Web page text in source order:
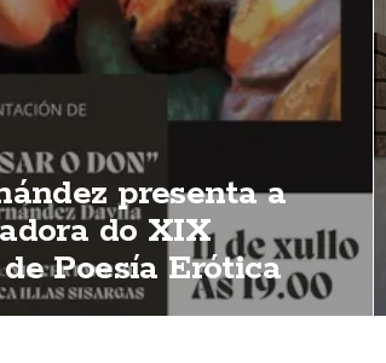
presenta a
do XIX
Poesía Erótica